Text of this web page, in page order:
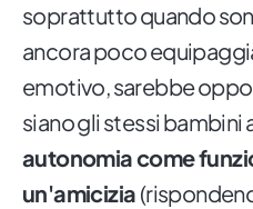
soprattutto quando
ancora poco
emotivo, sarebbe
siano gli stessi bambini
autonomia come
un'amicizia